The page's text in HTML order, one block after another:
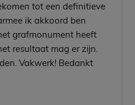
tot een definitieve
ik akkoord ben
grafmonument heeft
resultaat mag er zijn.
Vakwerk! Bedankt